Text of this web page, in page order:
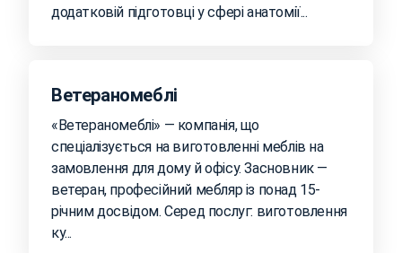
додатковій підготовці у сфері анатомії...
Ветераномеблі
«Ветераномеблі» — компанія, що
спеціалізується на виготовленні меблів на
замовлення для дому й офісу. Засновник —
ветеран, професійний мебляр із понад 15-
річним досвідом. Серед послуг: виготовлення
ку...